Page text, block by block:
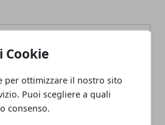
Cookie
per ottimizzare il nostro sito
Puoi scegliere a quali
consenso.
Redazione